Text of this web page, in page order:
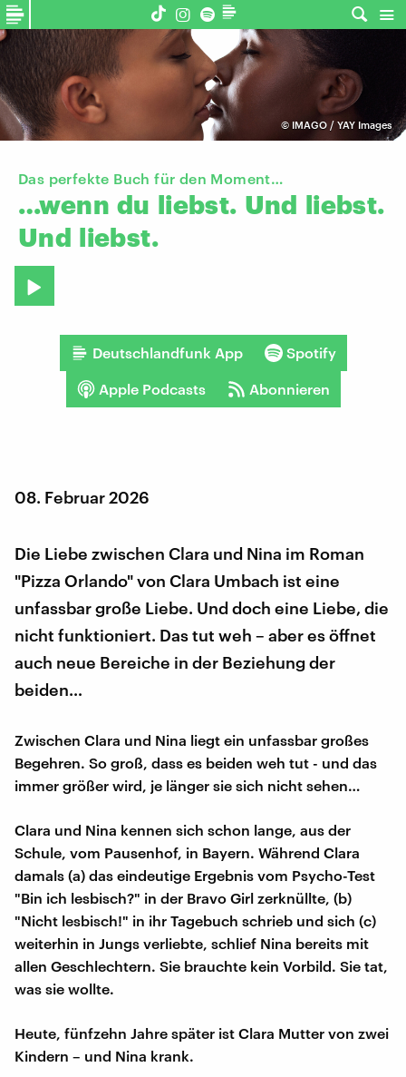
© IMAGO / YAY Images
Das perfekte Buch für den Moment…
…wenn du liebst. Und liebst.
Und liebst.
Deutschlandfunk App Spotify
Apple Podcasts Abonnieren
08. Februar 2026
Die Liebe zwischen Clara und Nina im Roman
"Pizza Orlando" von Clara Umbach ist eine
unfassbar große Liebe. Und doch eine Liebe, die
nicht funktioniert. Das tut weh – aber es öffnet
auch neue Bereiche in der Beziehung der
beiden…
Zwischen Clara und Nina liegt ein unfassbar großes
Begehren. So groß, dass es beiden weh tut - und das
immer größer wird, je länger sie sich nicht sehen…
Clara und Nina kennen sich schon lange, aus der
Schule, vom Pausenhof, in Bayern. Während Clara
damals (a) das eindeutige Ergebnis vom Psycho-Test
"Bin ich lesbisch?" in der Bravo Girl zerknüllte, (b)
"Nicht lesbisch!" in ihr Tagebuch schrieb und sich (c)
weiterhin in Jungs verliebte, schlief Nina bereits mit
allen Geschlechtern. Sie brauchte kein Vorbild. Sie tat,
was sie wollte.
Heute, fünfzehn Jahre später ist Clara Mutter von zwei
Kindern – und Nina krank.